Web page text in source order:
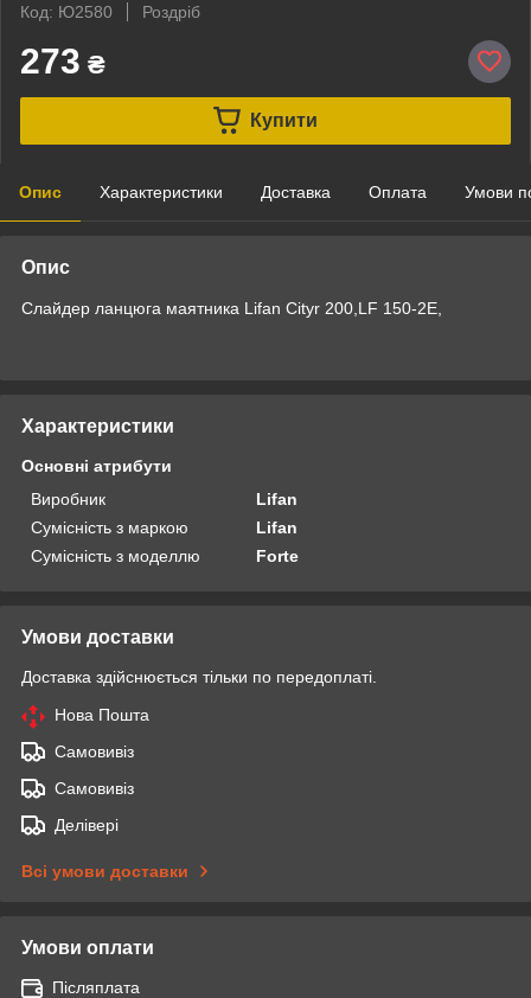
Код: Ю2580
Роздріб
273 ₴
Купити
Опис Характеристики Доставка Оплата Умови
Опис
Слайдер ланцюга маятника Lifan Cityr 200,LF 150-2E,
Характеристики
Основні атрибути
Виробник
Lifan
Сумісність з маркою
Lifan
Сумісність з моделлю
Forte
Умови доставки
Доставка здійснюється тільки по передоплаті.
Нова Пошта
Самовивіз
Самовивіз
Делівері
Всі умови доставки
Умови оплати
Післяплата